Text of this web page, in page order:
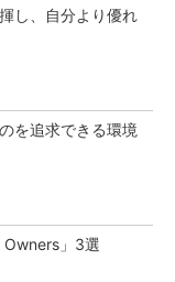
し、自分より優れ
を追求できる環境
Owners」3選